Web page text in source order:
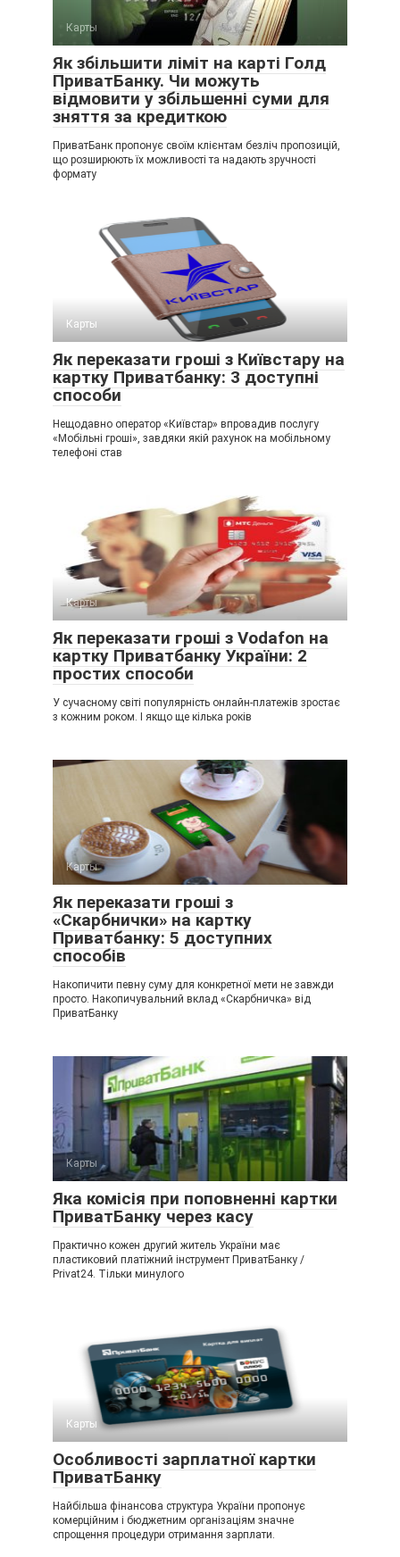
Карты
Як збільшити ліміт на карті Голд
ПриватБанку. Чи можуть
відмовити у збільшенні суми для
зняття за кредиткою
ПриватБанк пропонує своїм клієнтам безліч пропозицій,
що розширюють їх можливості та надають зручності
формату
Карты
Як переказати гроші з Київстару на
картку Приватбанку: 3 доступні
способи
Нещодавно оператор «Київстар» впровадив послугу
«Мобільні гроші», завдяки якій рахунок на мобільному
телефоні став
Карты
Як переказати гроші з Vodafon на
картку Приватбанку України: 2
простих способи
У сучасному світі популярність онлайн-платежів зростає
з кожним роком. І якщо ще кілька років
Карты
Як переказати гроші з
«Скарбнички» на картку
Приватбанку: 5 доступних
способів
Накопичити певну суму для конкретної мети не завжди
просто. Накопичувальний вклад «Скарбничка» від
ПриватБанку
Карты
Яка комісія при поповненні картки
ПриватБанку через касу
Практично кожен другий житель України має
пластиковий платіжний інструмент ПриватБанку /
Privat24. Тільки минулого
Карты
Особливості зарплатної картки
ПриватБанку
Найбільша фінансова структура України пропонує
комерційним і бюджетним організаціям значне
спрощення процедури отримання зарплати.